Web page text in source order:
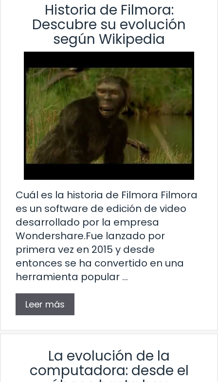
Historia de Filmora:
Descubre su evolución
según Wikipedia
Cuál es la historia de Filmora Filmora
es un software de edición de video
desarrollado por la empresa
Wondershare.Fue lanzado por
primera vez en 2015 y desde
entonces se ha convertido en una
herramienta popular …
Leer más
La evolución de la
computadora: desde el